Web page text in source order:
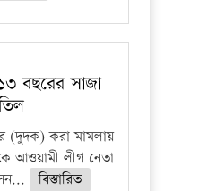
বছরের সাজা
(দুদক) করা মামলায়
আওয়ামী লীগ নেতা
বিস্তারিত